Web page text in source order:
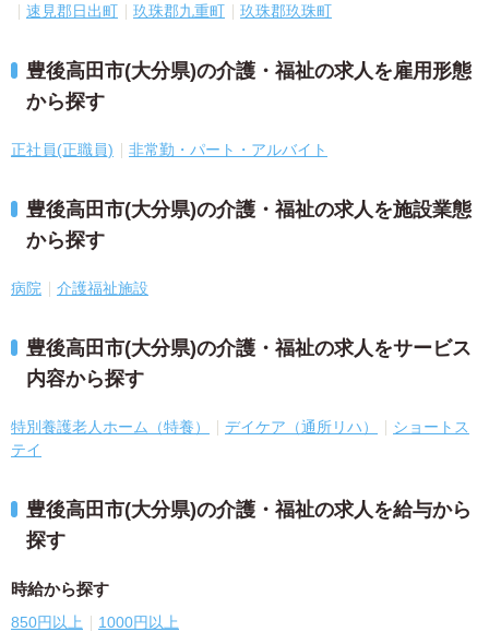
速見郡日出町
玖珠郡九重町 玖珠郡玖珠町
豊後高田市(大分県)の介護・福祉の求人を雇用形態
から探す
正社員(正職員) 非常勤・パート・アルバイト
豊後高田市(大分県)の介護・福祉の求人を施設業態
から探す
病院 介護福祉施設
豊後高田市(大分県)の介護・福祉の求人をサービス
内容から探す
特別養護老人ホーム（特養） デイケア（通所リハ）
ショートス
テイ
豊後高田市(大分県)の介護・福祉の求人を給与から
探す
時給から探す
850円以上 1000円以上